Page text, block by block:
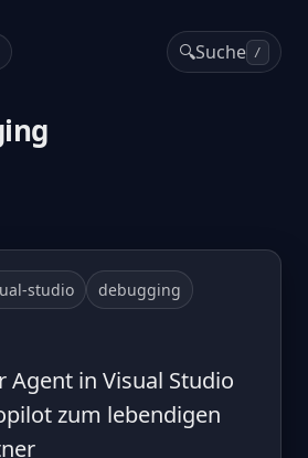
🔍Suche /
studio
debugging
Agent in Visual Studio
zum lebendigen